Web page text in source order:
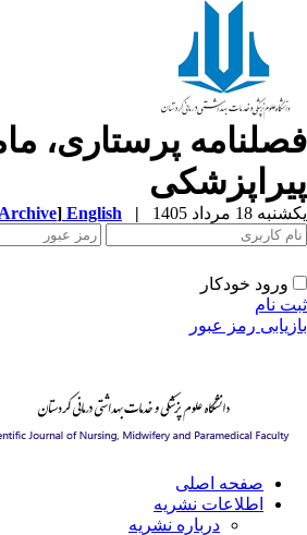
پرستاری،
18 مرداد 1405 |
English
[Archive]
ورود خودکار
نام
رمز عبور
صفحه اصلی
اطلاعات نشریه
درباره نشریه